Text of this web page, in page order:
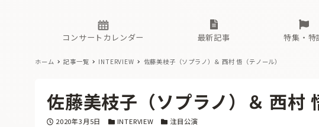
コンサートカレンダー 最新記事
古楽とその先と オー
特集・特
現場のプロが推す！間
無料ライブ配信スケジュ
あ か さ た
ホーム 記事一覧 INTERVIEW 佐藤美枝子（ソプラノ）＆ 西村 悟（テノール）
佐藤美枝子（ソプラノ）＆ 西村
投稿日
2020年3月5日 カテゴリー
INTERVIEW カテゴリー
注目公演